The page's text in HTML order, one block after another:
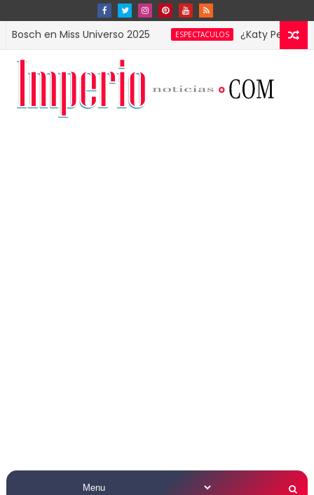
Miss Universo 2025 ESPECTACULOS ¿Katy Perry en la Gala